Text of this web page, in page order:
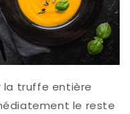
la truffe entière
le reste